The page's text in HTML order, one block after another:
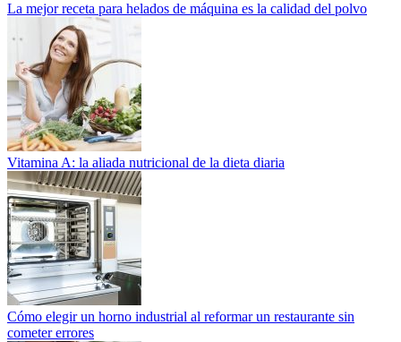
La mejor receta para helados de máquina es la calidad del polvo
Vitamina A: la aliada nutricional de la dieta diaria
Cómo elegir un horno industrial al reformar un restaurante sin
cometer errores